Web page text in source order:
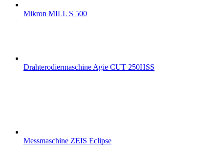
Mikron MILL S 500
Drahterodiermaschine Agie CUT 250HSS
Messmaschine ZEIS Eclipse